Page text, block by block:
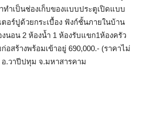
ทำเป็นช่องเก็บของแบบประตูเปิดแบบ
ตอร์ปูด้วยกระเบื้อง ฟังก์ชั้นภายในบ้าน
นอน 2 ห้องน้ำ 1 ห้องรับแขก1ห้องครัว
สร้างพร้อมเข้าอยู่ 690,000.- (ราคาไม่
.วาปีปทุม จ.มหาสารคาม